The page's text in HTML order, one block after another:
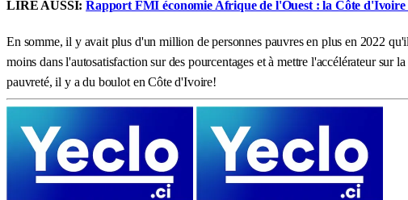
LIRE AUSSI:Rapport FMI économie Afrique de l'Ouest : la Côte d'Ivoire
En somme, il y avait plus d'un million de personnes pauvres en plus en 2022
moins dans l'autosatisfaction sur des pourcentages et à mettre l'accélérateur
pauvreté, il y a du boulot en Côte d'Ivoire!